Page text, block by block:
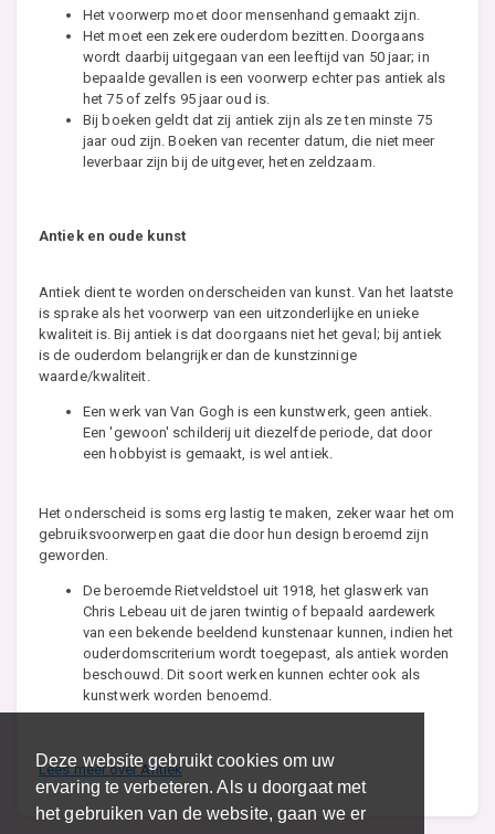
Deze website gebruikt cookies om uw
ervaring te verbeteren. Als u doorgaat met
het gebruiken van de website, gaan we er
Het voorwerp moet door mensenhand gemaakt zijn.
Het moet een zekere ouderdom bezitten. Doorgaans
wordt daarbij uitgegaan van een leeftijd van 50 jaar; in
bepaalde gevallen is een voorwerp echter pas antiek als
het 75 of zelfs 95 jaar oud is.
Bij boeken geldt dat zij antiek zijn als ze ten minste 75
jaar oud zijn. Boeken van recenter datum, die niet meer
leverbaar zijn bij de uitgever, heten zeldzaam.
Antiek en oude kunst
Antiek dient te worden onderscheiden van kunst. Van het laatste
is sprake als het voorwerp van een uitzonderlijke en unieke
kwaliteit is. Bij antiek is dat doorgaans niet het geval; bij antiek
is de ouderdom belangrijker dan de kunstzinnige
waarde/kwaliteit.
Een werk van Van Gogh is een kunstwerk, geen antiek.
Een 'gewoon' schilderij uit diezelfde periode, dat door
een hobbyist is gemaakt, is wel antiek.
Het onderscheid is soms erg lastig te maken, zeker waar het om
gebruiksvoorwerpen gaat die door hun design beroemd zijn
geworden.
De beroemde Rietveldstoel uit 1918, het glaswerk van
Chris Lebeau uit de jaren twintig of bepaald aardewerk
van een bekende beeldend kunstenaar kunnen, indien het
ouderdomscriterium wordt toegepast, als antiek worden
beschouwd. Dit soort werken kunnen echter ook als
kunstwerk worden benoemd.
Lees meer over Antiek